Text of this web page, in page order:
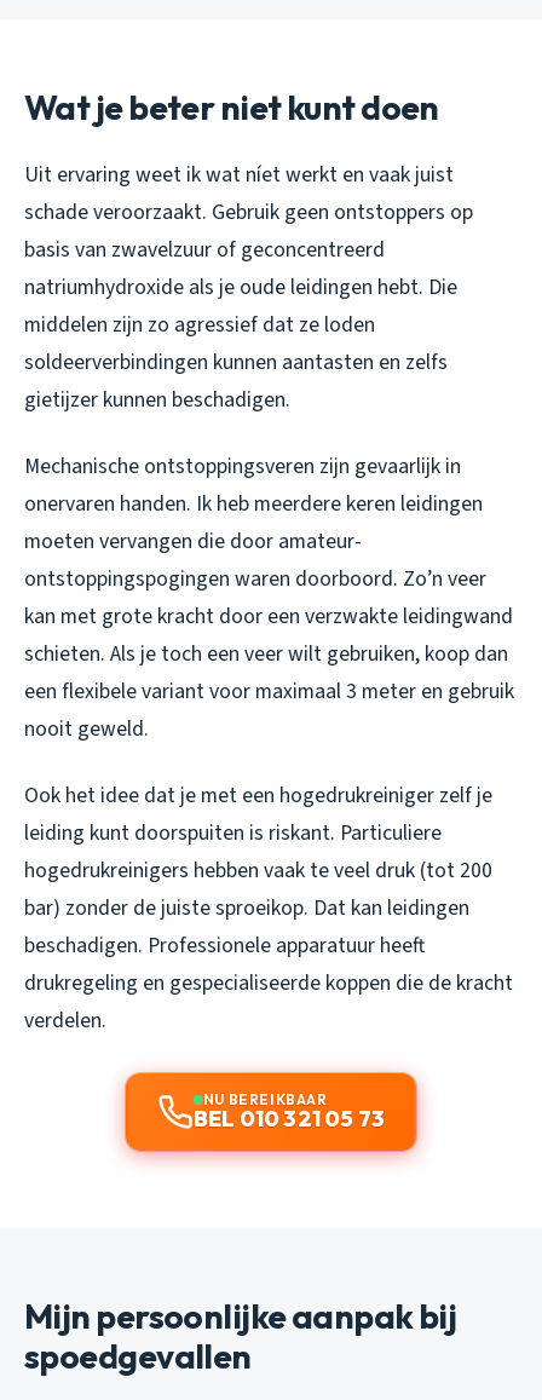
Wat je beter niet kunt doen
Uit ervaring weet ik wat níet werkt en vaak juist
schade veroorzaakt. Gebruik geen ontstoppers op
basis van zwavelzuur of geconcentreerd
natriumhydroxide als je oude leidingen hebt. Die
middelen zijn zo agressief dat ze loden
soldeerverbindingen kunnen aantasten en zelfs
gietijzer kunnen beschadigen.
Mechanische ontstoppingsveren zijn gevaarlijk in
onervaren handen. Ik heb meerdere keren leidingen
moeten vervangen die door amateur-
ontstoppingspogingen waren doorboord. Zo’n veer
kan met grote kracht door een verzwakte leidingwand
schieten. Als je toch een veer wilt gebruiken, koop dan
een flexibele variant voor maximaal 3 meter en gebruik
nooit geweld.
Ook het idee dat je met een hogedrukreiniger zelf je
leiding kunt doorspuiten is riskant. Particuliere
hogedrukreinigers hebben vaak te veel druk (tot 200
bar) zonder de juiste sproeikop. Dat kan leidingen
beschadigen. Professionele apparatuur heeft
drukregeling en gespecialiseerde koppen die de kracht
verdelen.
NU BEREIKBAAR
BEL 010 321 05 73
Mijn persoonlijke aanpak bij
spoedgevallen